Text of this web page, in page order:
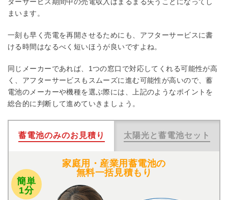
まいます。
一刻も早く売電を再開させるためにも、アフターサービスに書
ける時間はなるべく短いほうが良いですよね。
同じメーカーであれば、1つの窓口で対応してくれる可能性が高
く、アフターサービスもスムーズに進む可能性が高いので、蓄
電池のメーカーや機種を選ぶ際には、上記のようなポイントを
総合的に判断して進めていきましょう。
蓄電池のみのお見積り 太陽光と蓄電池セット
家庭用・産業用蓄電池の
無料一括見積もり